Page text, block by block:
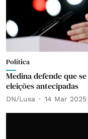
Política
Medina defende que
eleições antecipadas
DN/Lusa 14 Mar 2025